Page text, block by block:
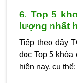
6. Top 5
lượng nhất
Tiếp theo đây
đọc Top 5 khóa
hiện nay, cụ thể: